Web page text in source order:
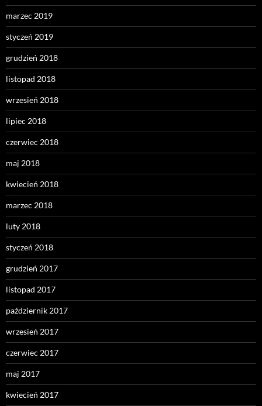
marzec 2019
styczeń 2019
grudzień 2018
listopad 2018
wrzesień 2018
lipiec 2018
czerwiec 2018
maj 2018
kwiecień 2018
marzec 2018
luty 2018
styczeń 2018
grudzień 2017
listopad 2017
październik 2017
wrzesień 2017
czerwiec 2017
maj 2017
kwiecień 2017